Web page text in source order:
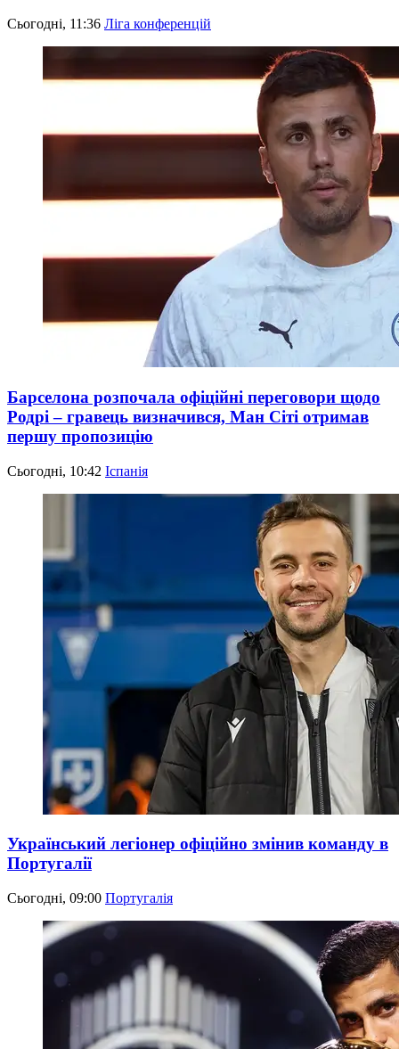
Сьогодні, 11:36 Ліга конференцій
Барселона розпочала офіційні переговори щодо
Родрі – гравець визначився, Ман Сіті отримав
першу пропозицію
Сьогодні, 10:42 Іспанія
Український легіонер офіційно змінив команду в
Португалії
Сьогодні, 09:00 Португалія